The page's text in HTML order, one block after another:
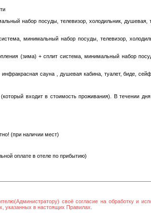
набор посуды, телевизор, холодильник, душевая,
минимальный набор посуды, телевизор,
(зима) + сплит система, минимальный набор
сауна , душевая кабина, туалет, биде,
входит в стоимость проживания). В течении
(при наличии мест)
оплате в отеле по прибытию)
своё согласие на обработку и
указанных в настоящих Правилах.